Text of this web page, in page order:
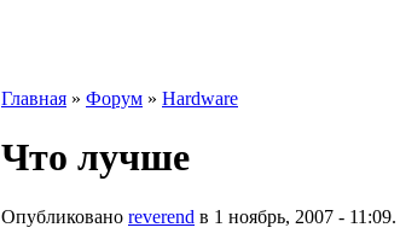
Главная » Форум » Hardware
Что лучше
Опубликовано reverend в 1 ноябрь, 2007 - 11:09.